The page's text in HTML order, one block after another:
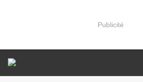
Publicité